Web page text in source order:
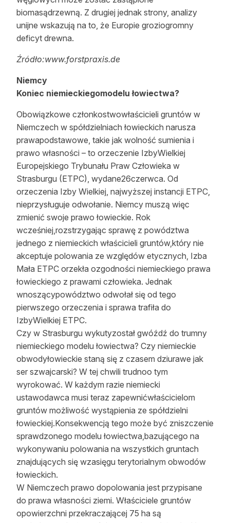
biomasądrzewną. Z drugiej jednak strony, analizy
unijne wskazują na to, że Europie groziogromny
deficyt drewna.
Źródło:www.forstpraxis.de
Niemcy
Koniec niemieckiegomodelu łowiectwa?
Obowiązkowe członkostwowłaścicieli gruntów w
Niemczech w spółdzielniach łowieckich narusza
prawapodstawowe, takie jak wolność sumienia i
prawo własności – to orzeczenie IzbyWielkiej
Europejskiego Trybunału Praw Człowieka w
Strasburgu (ETPC), wydane26czerwca. Od
orzeczenia Izby Wielkiej, najwyższej instancji ETPC,
nieprzysługuje odwołanie. Niemcy muszą więc
zmienić swoje prawo łowieckie. Rok
wcześniej,rozstrzygając sprawę z powództwa
jednego z niemieckich właścicieli gruntów,który nie
akceptuje polowania ze względów etycznych, Izba
Mała ETPC orzekła ozgodności niemieckiego prawa
łowieckiego z prawami człowieka. Jednak
wnoszącypowództwo odwołał się od tego
pierwszego orzeczenia i sprawa trafiła do
IzbyWielkiej ETPC.
Czy w Strasburgu wykutyzostał gwóźdź do trumny
niemieckiego modelu łowiectwa? Czy niemieckie
obwodyłowieckie staną się z czasem dziurawe jak
ser szwajcarski? W tej chwili trudnoo tym
wyrokować. W każdym razie niemiecki
ustawodawca musi teraz zapewnićwłaścicielom
gruntów możliwość wystąpienia ze spółdzielni
łowieckiej.Konsekwencją tego może być zniszczenie
sprawdzonego modelu łowiectwa,bazującego na
wykonywaniu polowania na wszystkich gruntach
znajdujących się wzasięgu terytorialnym obwodów
łowieckich.
W Niemczech prawo dopolowania jest przypisane
do prawa własności ziemi. Właściciele gruntów
opowierzchni przekraczającej 75 ha są